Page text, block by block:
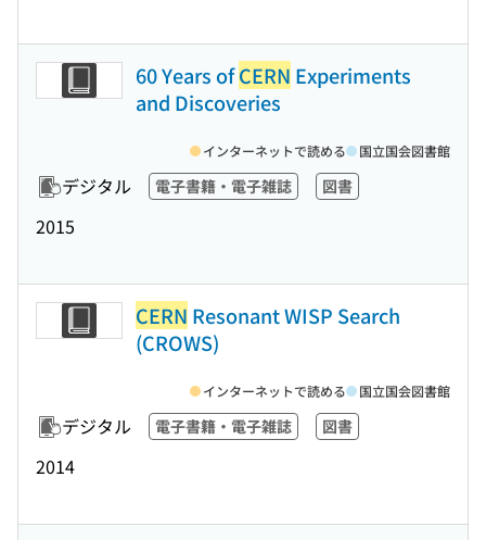
60 Years ofCERN Experiments
and Discoveries
デジタル 電子書籍・電子雑誌 図書
2015
インターネットで読める 国立国会図書館
CERN Resonant WISP Search
(CROWS)
デジタル 電子書籍・電子雑誌 図書
2014
インターネットで読める 国立国会図書館